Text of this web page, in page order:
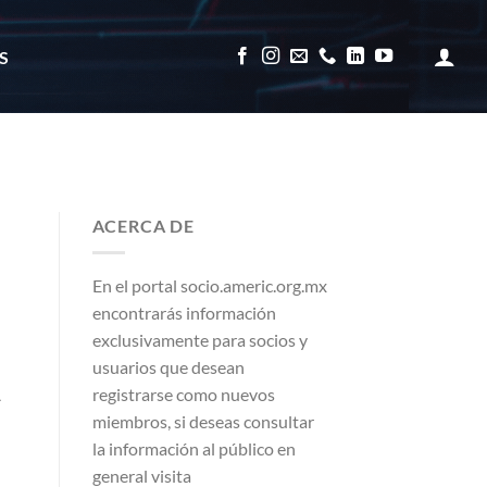
ACERCA DE
En el portal socio.americ.org.mx
encontrarás información
exclusivamente para socios y
usuarios que desean
registrarse como nuevos
miembros, si deseas consultar
la información al público en
general visita